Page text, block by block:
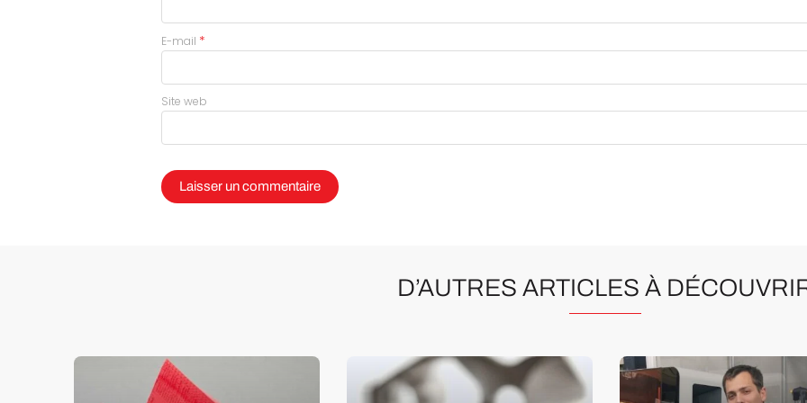
E-mail *
Site web
D’AUTRES ARTICLES À